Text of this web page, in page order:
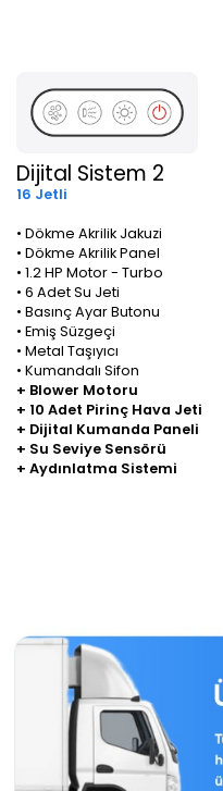
Dijital Sistem 2
16 Jetli
• Dökme Akrilik Jakuzi
• Dökme Akrilik Panel
• 1.2 HP Motor - Turbo
• 6 Adet Su Jeti
• Basınç Ayar Butonu
• Emiş Süzgeçi
• Metal Taşıyıcı
• Kumandalı Sifon
+ Blower Motoru
+ 10 Adet Pirinç Hava Jeti
+ Dijital Kumanda Paneli
+ Su Seviye Sensörü
+ Aydınlatma Sistemi